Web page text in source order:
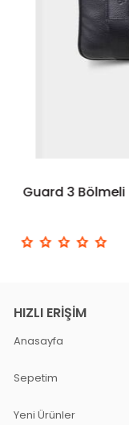
Guard 3 Bölmeli
HIZLI ERIŞIM
Anasayfa
Sepetim
Yeni Ürünler